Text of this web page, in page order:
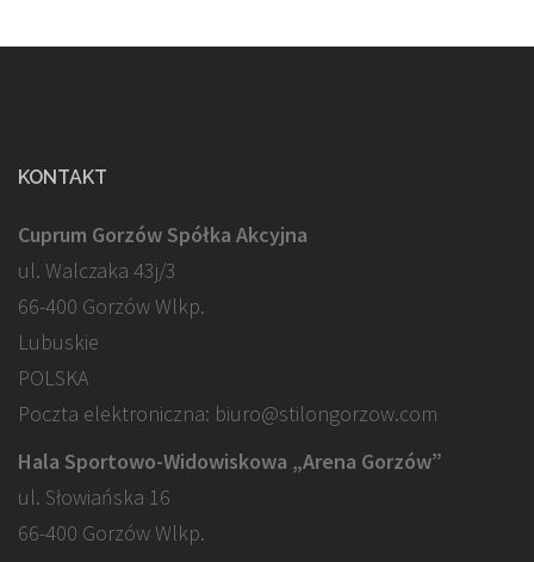
KONTAKT
Cuprum Gorzów Spółka Akcyjna
ul. Walczaka 43j/3
66-400 Gorzów Wlkp.
Lubuskie
POLSKA
Poczta elektroniczna: biuro@stilongorzow.com
Hala Sportowo-Widowiskowa „Arena Gorzów”
ul. Słowiańska 16
66-400 Gorzów Wlkp.